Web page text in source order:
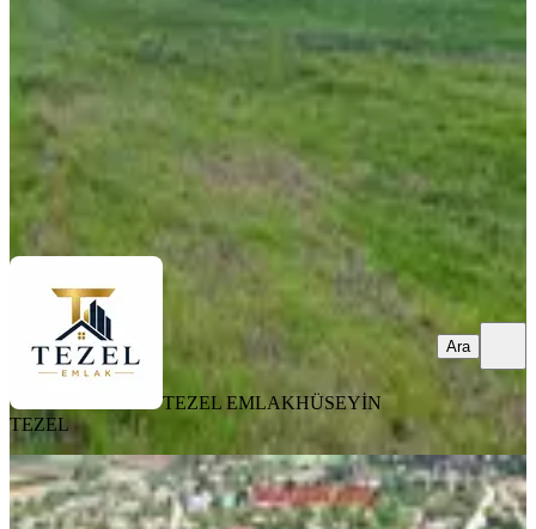
980 m²
704/m² 11.04.2026
690.000 ₺
TEZEL EMLAK HÜSEYİN TEZEL
Ara
TEZEL EMLAKHÜSEYİN
TEZEL
Ara
Tekirdağ Saray Kurtdere De Satılık
1250 M2 Tek Tapu Arsa